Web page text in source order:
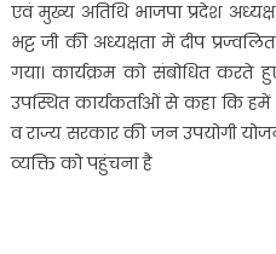
एवं मुख्य अतिथि भाजपा प्रदेश
भट्ट जी की अध्यक्षता में दीप
गया। कार्यक्रम को संबोधित करते
उपस्थित कार्यकर्ताओं से कहा कि हमें
व राज्य सरकार की जन उपयोगी
व्यक्ति को पहुंचना है